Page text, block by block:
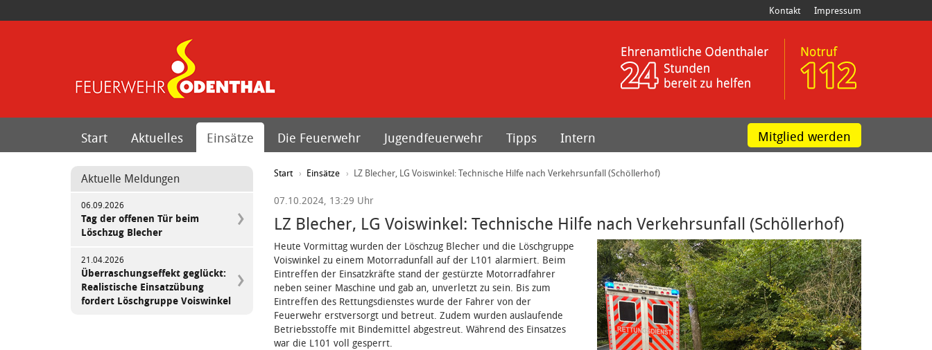
Kontakt Impressum
Start Aktuelles Einsätze Die Feuerwehr Jugendfeuerwehr Tipps Intern Mitglied werden
Start Einsätze LZ Blecher, LG Voiswinkel: Technische Hilfe nach Verkehrsunfall (Schöllerhof)
07.10.2024, 13:29 Uhr
LZ Blecher, LG Voiswinkel: Technische Hilfe nach Verkehrsunfall (Schöllerhof)
Heute Vormittag wurden der Löschzug Blecher und die Löschgruppe
Voiswinkel zu einem Motorradunfall auf der L101 alarmiert. Beim
Eintreffen der Einsatzkräfte stand der gestürzte Motorradfahrer
neben seiner Maschine und gab an, unverletzt zu sein. Bis zum
Eintreffen des Rettungsdienstes wurde der Fahrer von der
Feuerwehr erstversorgt und betreut. Zudem wurden auslaufende
Betriebsstoffe mit Bindemittel abgestreut. Während des Einsatzes
war die L101 voll gesperrt.
Aktuelle Meldungen
06.09.2026
Tag der offenen Tür beim
Löschzug Blecher
21.04.2026
Überraschungseffekt geglückt:
Realistische Einsatzübung
fordert Löschgruppe Voiswinkel